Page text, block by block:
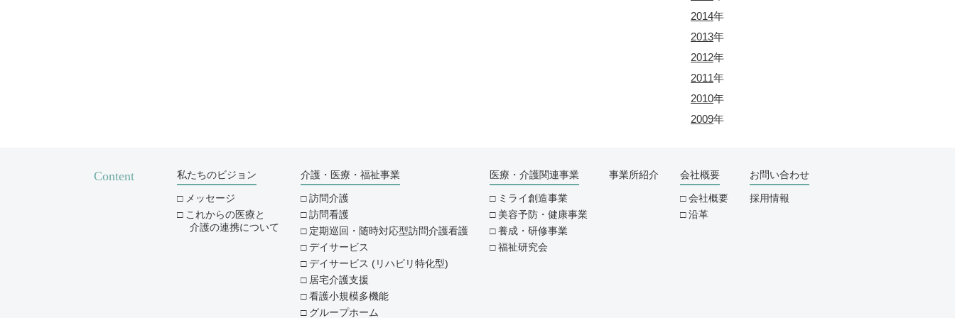
2014年
2013年
2012年
2011年
2010年
2009年
Content 私たちのビジョン
メッセージ
これからの医療と
介護の連携について
介護・医療・福祉事業
訪問介護
訪問看護
定期巡回・随時対応型訪問介護看護
デイサービス
デイサービス (リハビリ特化型)
居宅介護支援
看護小規模多機能
グループホーム
医療・介護関連事業
ミライ創造事業
美容予防・健康事業
養成・研修事業
福祉研究会
事業所紹介 会社概要
会社概要
沿革
お問い合わせ
採用情報